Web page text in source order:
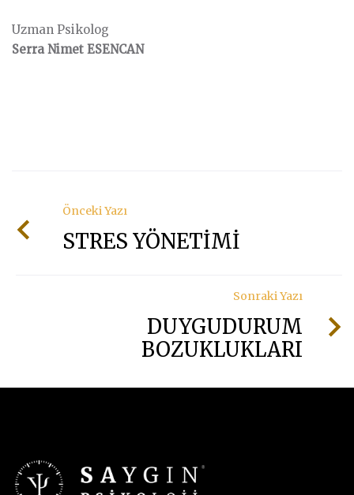
Uzman Psikolog
Serra Nimet ESENCAN
Önceki Yazı
STRES YÖNETİMİ
Sonraki Yazı
DUYGUDURUM
BOZUKLUKLARI